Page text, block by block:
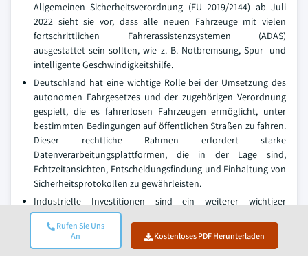
Rufen Sie Uns
An
Kostenloses PDF Herunterladen
Allgemeinen Sicherheitsverordnung (EU 2019/2144) ab Juli
2022 sieht sie vor, dass alle neuen Fahrzeuge mit vielen
fortschrittlichen Fahrerassistenzsystemen (ADAS)
ausgestattet sein sollten, wie z. B. Notbremsung, Spur- und
intelligente Geschwindigkeitshilfe.
Deutschland hat eine wichtige Rolle bei der Umsetzung des
autonomen Fahrgesetzes und der zugehörigen Verordnung
gespielt, die es fahrerlosen Fahrzeugen ermöglicht, unter
bestimmten Bedingungen auf öffentlichen Straßen zu fahren.
Dieser rechtliche Rahmen erfordert starke
Datenverarbeitungsplattformen, die in der Lage sind,
Echtzeitansichten, Entscheidungsfindung und Einhaltung von
Sicherheitsprotokollen zu gewährleisten.
Industrielle Investitionen sind ein weiterer wichtiger
Wachstumstreiber. Europäische Länder unternehmen aktive
Schritte, um die Chipproduktion lokal zu gestalten und ihre
Abhängigkeit von ausländischen Halbleiterlieferanten zu